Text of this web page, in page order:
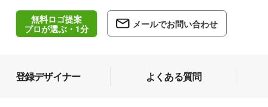
無料ロゴ提案
プロが選ぶ・1分
メールでお問い合わせ
登録デザイナー よくある質問